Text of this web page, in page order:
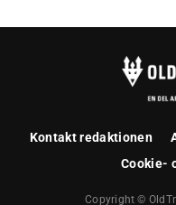
Kontakt redaktionen
Cookie-
Copyright ©